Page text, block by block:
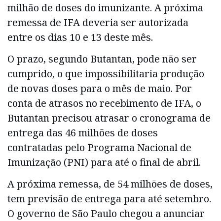
milhão de doses do imunizante. A próxima
remessa de IFA deveria ser autorizada
entre os dias 10 e 13 deste mês.
O prazo, segundo Butantan, pode não ser
cumprido, o que impossibilitaria produção
de novas doses para o mês de maio. Por
conta de atrasos no recebimento de IFA, o
Butantan precisou atrasar o cronograma de
entrega das 46 milhões de doses
contratadas pelo Programa Nacional de
Imunização (PNI) para até o final de abril.
A próxima remessa, de 54 milhões de doses,
tem previsão de entrega para até setembro.
O governo de São Paulo chegou a anunciar